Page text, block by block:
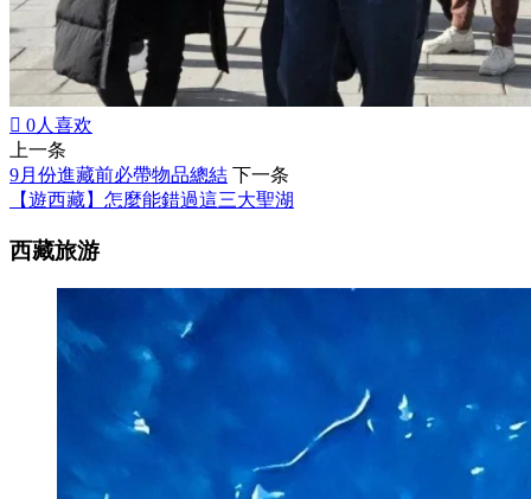
 0人喜欢
上一条
9月份進藏前必帶物品總結 下一条
【遊西藏】怎麼能錯過這三大聖湖
西藏旅游